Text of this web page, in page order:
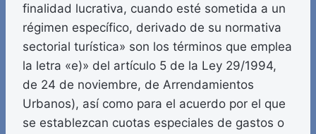
finalidad lucrativa, cuando esté sometida a un
régimen específico, derivado de su normativa
sectorial turística» son los términos que emplea
la letra «e)» del artículo 5 de la Ley 29/1994,
de 24 de noviembre, de Arrendamientos
Urbanos), así como para el acuerdo por el que
se establezcan cuotas especiales de gastos o